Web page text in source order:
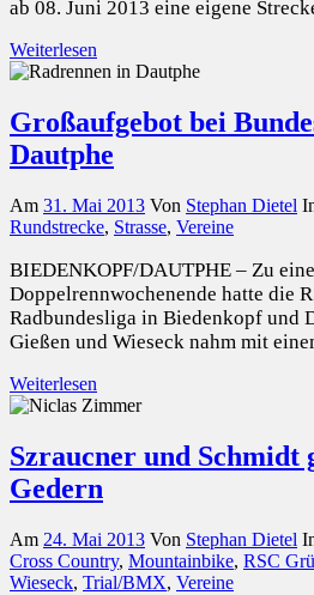
ab 08. Juni 2013 eine eigene
Weiterlesen
Großaufgebot bei
Dautphe
Am 31. Mai 2013 Von Stephan Dietel
Rundstrecke, Strasse, Vereine
BIEDENKOPF/DAUTPHE – Zu
Doppelrennwochenende hatte die
Radbundesliga in Biedenkopf und
Gießen und Wieseck nahm mit
Weiterlesen
Szraucner und Schmidt
Gedern
Am 24. Mai 2013 Von Stephan Dietel
Cross Country, Mountainbike, RSC
Wieseck, Trial/BMX, Vereine